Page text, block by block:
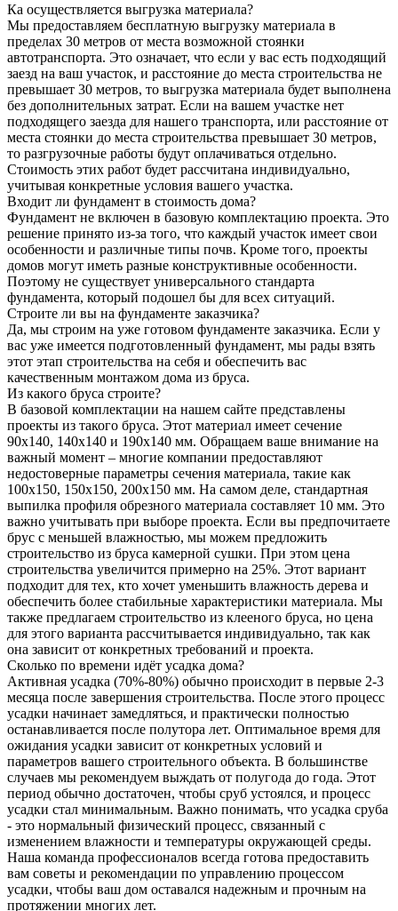
Ка осуществляется выгрузка материала?
Мы предоставляем бесплатную выгрузку материала в
пределах 30 метров от места возможной стоянки
автотранспорта. Это означает, что если у вас есть подходящий
заезд на ваш участок, и расстояние до места строительства не
превышает 30 метров, то выгрузка материала будет выполнена
без дополнительных затрат. Если на вашем участке нет
подходящего заезда для нашего транспорта, или расстояние от
места стоянки до места строительства превышает 30 метров,
то разгрузочные работы будут оплачиваться отдельно.
Стоимость этих работ будет рассчитана индивидуально,
учитывая конкретные условия вашего участка.
Входит ли фундамент в стоимость дома?
Фундамент не включен в базовую комплектацию проекта. Это
решение принято из-за того, что каждый участок имеет свои
особенности и различные типы почв. Кроме того, проекты
домов могут иметь разные конструктивные особенности.
Поэтому не существует универсального стандарта
фундамента, который подошел бы для всех ситуаций.
Строите ли вы на фундаменте заказчика?
Да, мы строим на уже готовом фундаменте заказчика. Если у
вас уже имеется подготовленный фундамент, мы рады взять
этот этап строительства на себя и обеспечить вас
качественным монтажом дома из бруса.
Из какого бруса строите?
В базовой комплектации на нашем сайте представлены
проекты из такого бруса. Этот материал имеет сечение
90x140, 140x140 и 190x140 мм. Обращаем ваше внимание на
важный момент – многие компании предоставляют
недостоверные параметры сечения материала, такие как
100x150, 150x150, 200x150 мм. На самом деле, стандартная
выпилка профиля обрезного материала составляет 10 мм. Это
важно учитывать при выборе проекта. Если вы предпочитаете
брус с меньшей влажностью, мы можем предложить
строительство из бруса камерной сушки. При этом цена
строительства увеличится примерно на 25%. Этот вариант
подходит для тех, кто хочет уменьшить влажность дерева и
обеспечить более стабильные характеристики материала. Мы
также предлагаем строительство из клееного бруса, но цена
для этого варианта рассчитывается индивидуально, так как
она зависит от конкретных требований и проекта.
Сколько по времени идёт усадка дома?
Активная усадка (70%-80%) обычно происходит в первые 2-3
месяца после завершения строительства. После этого процесс
усадки начинает замедляться, и практически полностью
останавливается после полутора лет. Оптимальное время для
ожидания усадки зависит от конкретных условий и
параметров вашего строительного объекта. В большинстве
случаев мы рекомендуем выждать от полугода до года. Этот
период обычно достаточен, чтобы сруб устоялся, и процесс
усадки стал минимальным. Важно понимать, что усадка сруба
- это нормальный физический процесс, связанный с
изменением влажности и температуры окружающей среды.
Наша команда профессионалов всегда готова предоставить
вам советы и рекомендации по управлению процессом
усадки, чтобы ваш дом оставался надежным и прочным на
протяжении многих лет.